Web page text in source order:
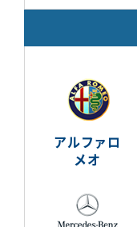
アルファロ
メオ